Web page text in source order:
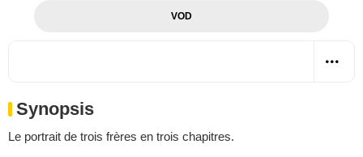
VOD
Synopsis
Le portrait de trois frères en trois chapitres.